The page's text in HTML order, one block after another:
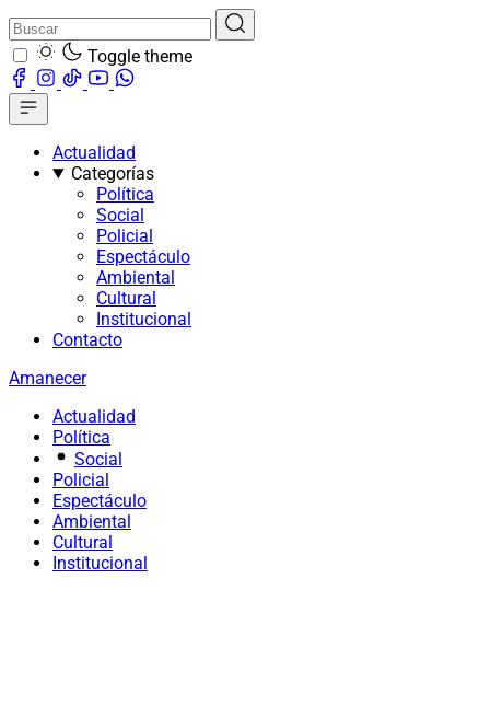
Toggle theme
Actualidad
Categorías
Política
Social
Policial
Espectáculo
Ambiental
Cultural
Institucional
Contacto
Amanecer
Actualidad
Política
Social
Policial
Espectáculo
Ambiental
Cultural
Institucional